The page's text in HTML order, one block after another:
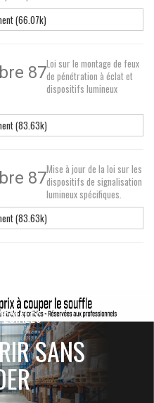
(66.07k)
87Loi sur le montage de feux
de pénétration à éclat et
dispositifs lumineux
(83.63k)
87Mise à jour de la loi sur les
dispositifs de signalisation
lumineux spécifiques.
(83.63k)
SANS